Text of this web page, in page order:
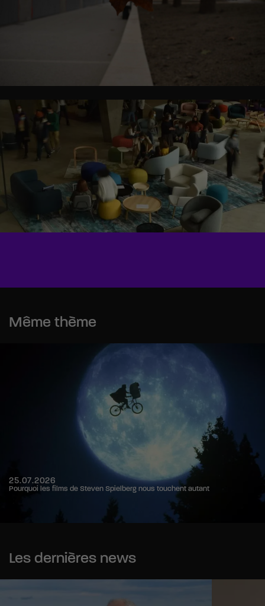
Même thème
25.07.2026
Pourquoi les films de Steven Spielberg nous touchent autant
Les dernières news